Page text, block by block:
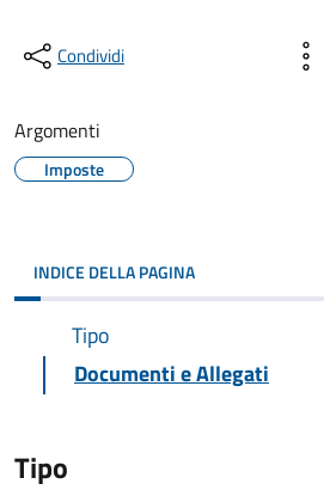
Condividi
Argomenti
Imposte
INDICE DELLA PAGINA
Tipo
Documenti e Allegati
Tipo